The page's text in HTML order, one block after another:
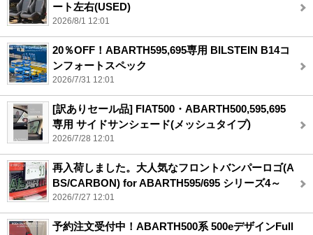
ート左右(USED)
2026/8/1 12:01
20％OFF！ABARTH595,695専用 BILSTEIN B14コ
ンフォートスペック
2026/7/31 12:01
[訳ありセール品] FIAT500・ABARTH500,595,695
専用 サイドサンシェード(メッシュタイプ)
2026/7/28 12:01
再入荷しました。大人気なフロントバンパーロゴ(A
BS/CARBON) for ABARTH595/695 シリーズ4～
2026/7/27 12:01
予約注文受付中！ABARTH500系 500eデザインFull